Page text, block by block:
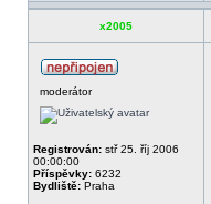
x2005
moderátor
Registrován: stř 25. říj 2006
00:00:00
Příspěvky: 6232
Bydliště: Praha